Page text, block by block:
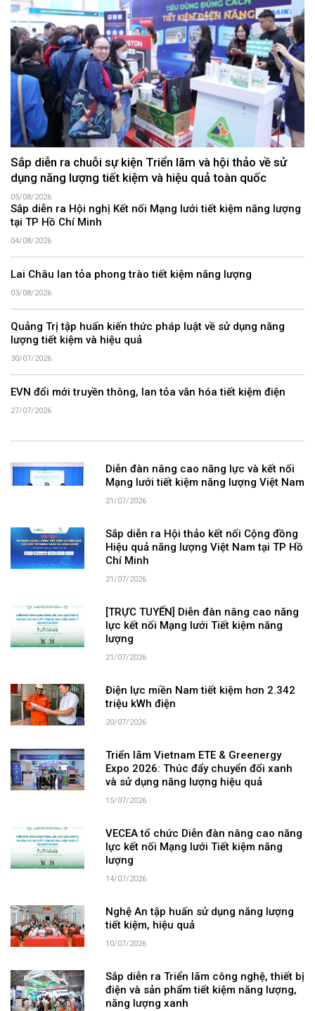
Sắp diễn ra chuỗi sự kiện Triển lãm và hội thảo về sử
dụng năng lượng tiết kiệm và hiệu quả toàn quốc
05/08/2026
Sắp diễn ra Hội nghị Kết nối Mạng lưới tiết kiệm năng lượng
tại TP Hồ Chí Minh
04/08/2026
Lai Châu lan tỏa phong trào tiết kiệm năng lượng
03/08/2026
Quảng Trị tập huấn kiến thức pháp luật về sử dụng năng
lượng tiết kiệm và hiệu quả
30/07/2026
EVN đổi mới truyền thông, lan tỏa văn hóa tiết kiệm điện
27/07/2026
Diễn đàn nâng cao năng lực và kết nối
Mạng lưới tiết kiệm năng lượng Việt Nam
21/07/2026
Sắp diễn ra Hội thảo kết nối Cộng đồng
Hiệu quả năng lượng Việt Nam tại TP Hồ
Chí Minh
21/07/2026
[TRỰC TUYẾN] Diễn đàn nâng cao năng
lực kết nối Mạng lưới Tiết kiệm năng
lượng
21/07/2026
Điện lực miền Nam tiết kiệm hơn 2.342
triệu kWh điện
20/07/2026
Triển lãm Vietnam ETE & Greenergy
Expo 2026: Thúc đẩy chuyển đổi xanh
và sử dụng năng lượng hiệu quả
15/07/2026
VECEA tổ chức Diễn đàn nâng cao năng
lực kết nối Mạng lưới Tiết kiệm năng
lượng
14/07/2026
Nghệ An tập huấn sử dụng năng lượng
tiết kiệm, hiệu quả
10/07/2026
Sắp diễn ra Triển lãm công nghệ, thiết bị
điện và sản phẩm tiết kiệm năng lượng,
năng lượng xanh